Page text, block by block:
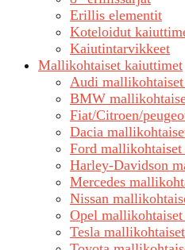
Erillis elementit
Koteloidut
Kaiutintarvikkeet
Mallikohtaiset kaiuttimet
Audi
BMW
Fiat/Citroen/
Dacia
Ford
Harley-Davidson
Mercedes
Nissan
Opel
Tesla